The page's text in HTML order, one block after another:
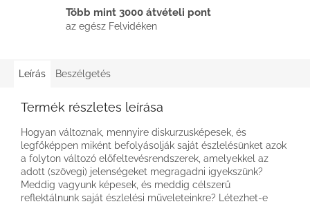
Több mint 3000 átvételi pont
az egész Felvidéken
Leírás Beszélgetés
Termék részletes leírása
Hogyan változnak, mennyire diskurzusképesek, és
legfőképpen miként befolyásolják saját észlelésünket azok
a folyton változó előfeltevésrendszerek, amelyekkel az
adott (szövegi) jelenségeket megragadni igyekszünk?
Meddig vagyunk képesek, és meddig célszerű
reflektálnunk saját észlelési műveleteinkre? Létezhet-e